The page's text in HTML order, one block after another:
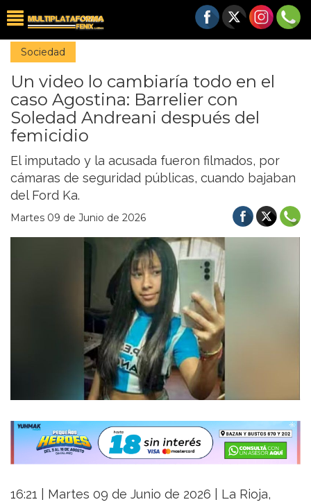
Sociedad
Un video lo cambiaría todo en el
caso Agostina: Barrelier con
Soledad Andreani después del
femicidio
El imputado y la acusada fueron filmados, por
cámaras de seguridad públicas, cuando bajaban
del Ford Ka.
Martes 09 de Junio de 2026
16:21 | Martes 09 de Junio de 2026 | La Rioja,